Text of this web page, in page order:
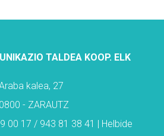
TALDEA KOOP. ELK
kalea, 27
- ZARAUTZ
00 17 / 943 81 38 41 | Helbide